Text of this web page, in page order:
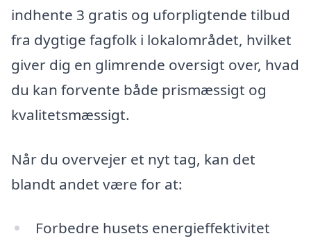
indhente 3 gratis og uforpligtende tilbud
fra dygtige fagfolk i lokalområdet, hvilket
giver dig en glimrende oversigt over, hvad
du kan forvente både prismæssigt og
kvalitetsmæssigt.
Når du overvejer et nyt tag, kan det
blandt andet være for at:
Forbedre husets energieffektivitet